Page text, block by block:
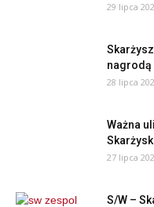
29 lipca
nagrodą
28 lipca
Ważna
27 lipca
S/W –